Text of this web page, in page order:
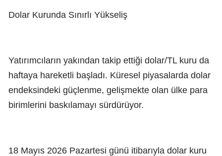
Dolar Kurunda Sınırlı Yükseliş
Yatırımcıların yakından takip ettiği dolar/TL kuru da
haftaya hareketli başladı. Küresel piyasalarda dolar
endeksindeki güçlenme, gelişmekte olan ülke para
birimlerini baskılamayı sürdürüyor.
18 Mayıs 2026 Pazartesi günü itibarıyla dolar kuru